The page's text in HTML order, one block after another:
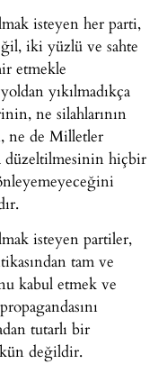
isteyen her parti,
iki yüzlü ve sahte
etmekle
yıkılmadıkça
ne silahlarının
ne de Milletler
düzeltilmesinin hiçbir
isteyen partiler,
tam ve
kabul etmek ve
tutarlı bir
değildir.